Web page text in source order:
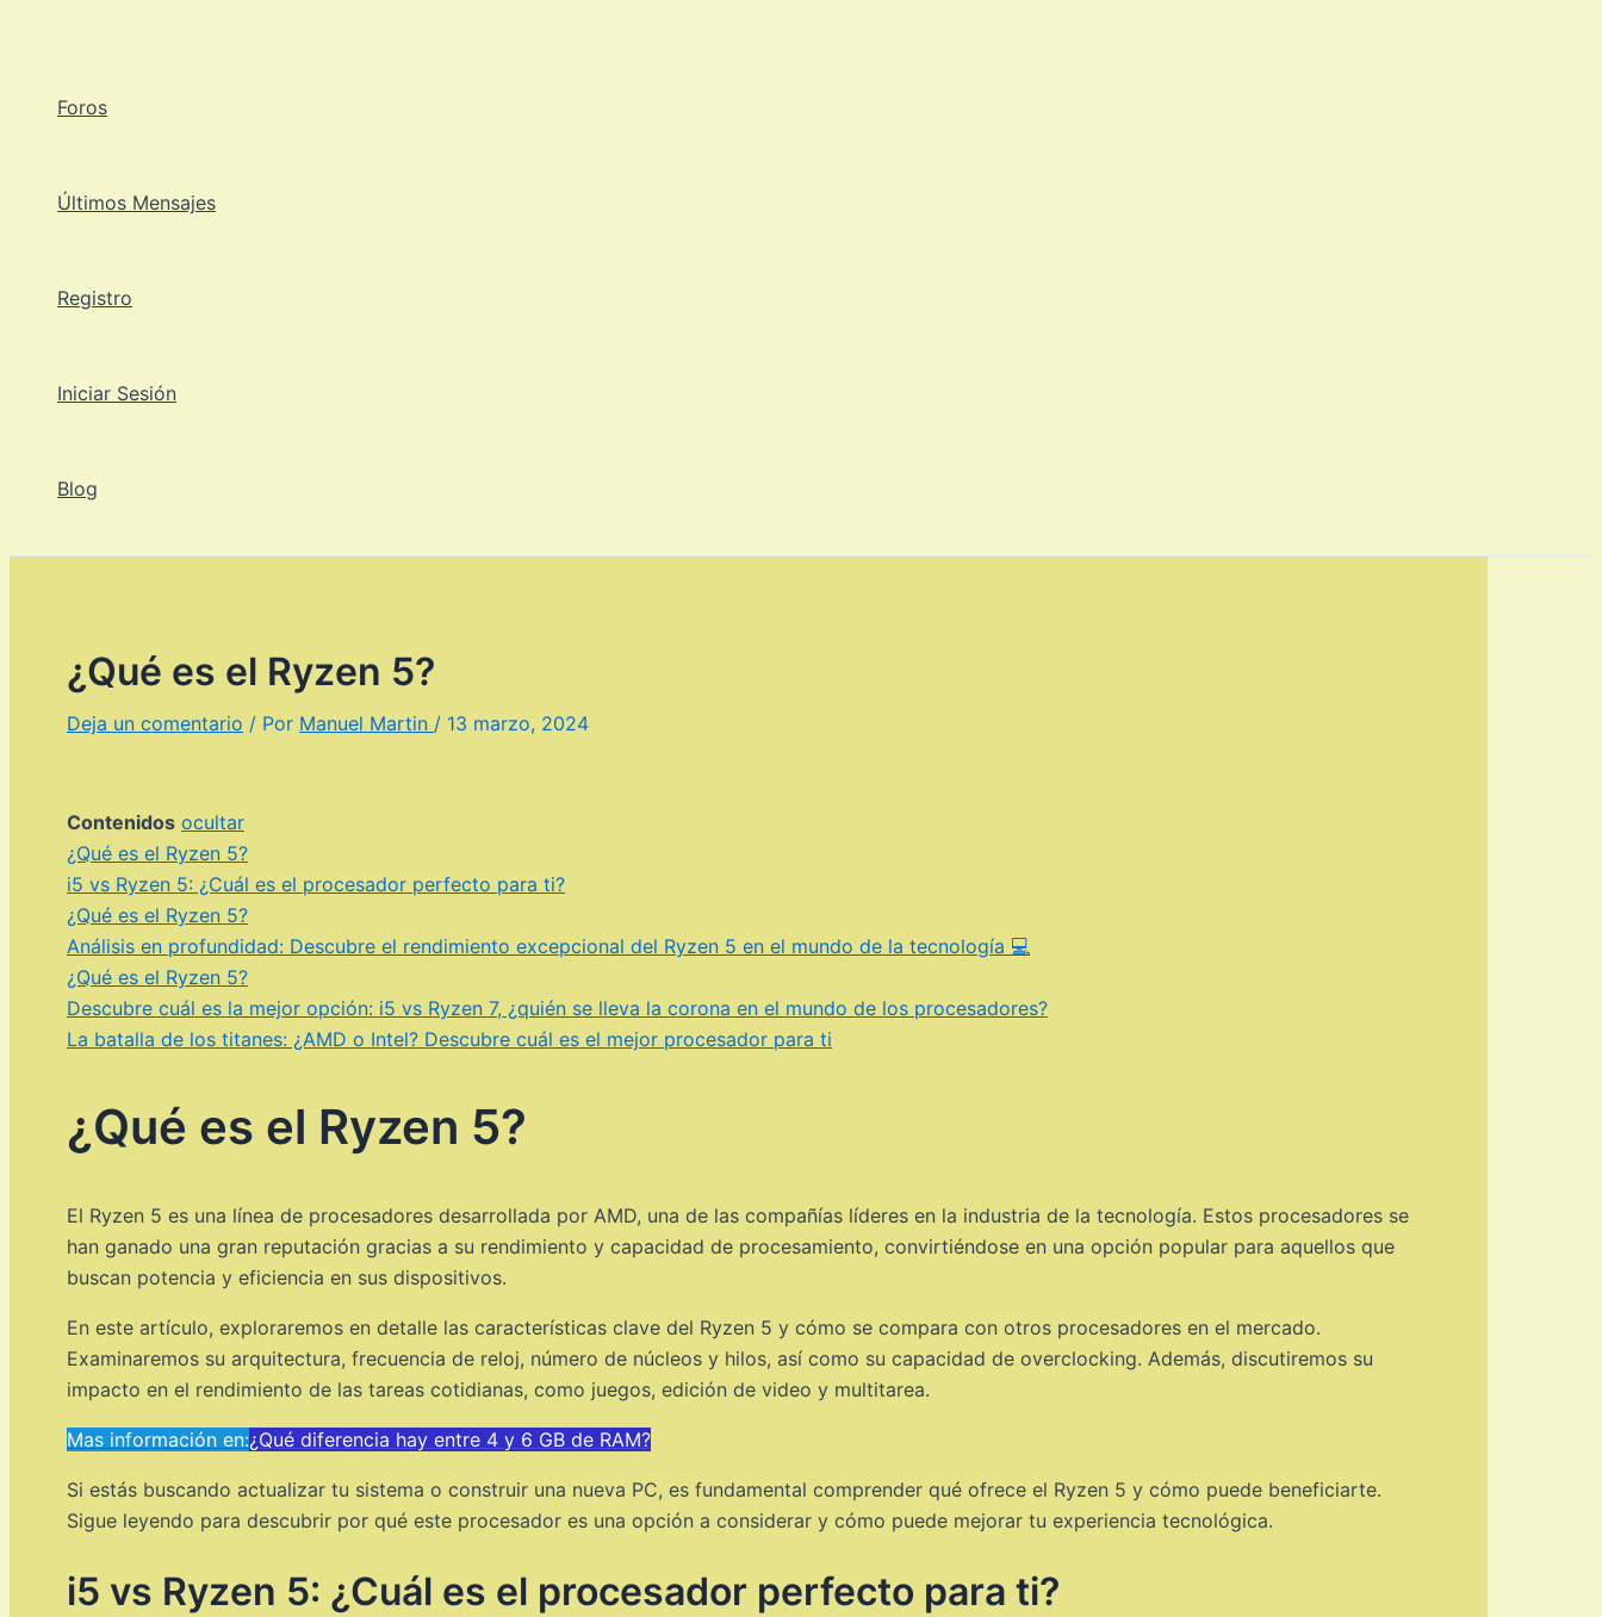
Foros
Últimos Mensajes
Registro
Iniciar Sesión
Blog
¿Qué es el Ryzen 5?
Deja un comentario / Por Manuel Martin / 13 marzo, 2024
Contenidos ocultar
¿Qué es el Ryzen 5?
i5 vs Ryzen 5: ¿Cuál es el procesador perfecto para ti?
¿Qué es el Ryzen 5?
Análisis en profundidad: Descubre el rendimiento excepcional del Ryzen 5 en el mundo de la tecnología 💻
¿Qué es el Ryzen 5?
Descubre cuál es la mejor opción: i5 vs Ryzen 7, ¿quién se lleva la corona en el mundo de los procesadores?
La batalla de los titanes: ¿AMD o Intel? Descubre cuál es el mejor procesador para ti
¿Qué es el Ryzen 5?
El Ryzen 5 es una línea de procesadores desarrollada por AMD, una de las compañías líderes en la industria de la tecnología. Estos procesadores se
han ganado una gran reputación gracias a su rendimiento y capacidad de procesamiento, convirtiéndose en una opción popular para aquellos que
buscan potencia y eficiencia en sus dispositivos.
En este artículo, exploraremos en detalle las características clave del Ryzen 5 y cómo se compara con otros procesadores en el mercado.
Examinaremos su arquitectura, frecuencia de reloj, número de núcleos y hilos, así como su capacidad de overclocking. Además, discutiremos su
impacto en el rendimiento de las tareas cotidianas, como juegos, edición de video y multitarea.
Mas información en:¿Qué diferencia hay entre 4 y 6 GB de RAM?
Si estás buscando actualizar tu sistema o construir una nueva PC, es fundamental comprender qué ofrece el Ryzen 5 y cómo puede beneficiarte.
Sigue leyendo para descubrir por qué este procesador es una opción a considerar y cómo puede mejorar tu experiencia tecnológica.
i5 vs Ryzen 5: ¿Cuál es el procesador perfecto para ti?